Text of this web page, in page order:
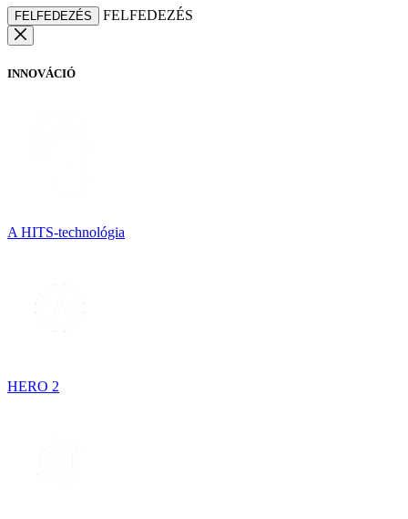
FELFEDEZÉS FELFEDEZÉS
INNOVÁCIÓ
A HITS-technológia
HERO 2